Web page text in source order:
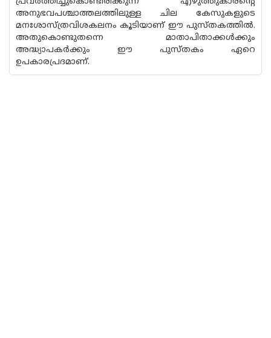
അനുഭവപശ്ചാത്തലത്തിലുള്ള ചില കേസുകളുടെ
മനഃശാസ്ത്രവിശകലനം കൂടിയാണ് ഈ പുസ്തകത്തിൽ.
അതുകൊണ്ടുതന്നെ മാതാപിതാക്കൾക്കും
അദ്ധ്യാപകർക്കും ഈ പുസ്‌തകം ഏറെ
ഉപകാരപ്രദമാണ്.